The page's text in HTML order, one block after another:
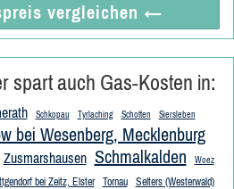
vergleichen ←
spart auch Gas-Kosten in:
Schkopau Tyrlaching Schotten Siersleben
bei Wesenberg, Mecklenburg
Zusmarshausen Schmalkalden Woez
bei Zeitz, Elster Tornau
Selters (Westerwald)